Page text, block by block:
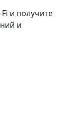
и получите
и